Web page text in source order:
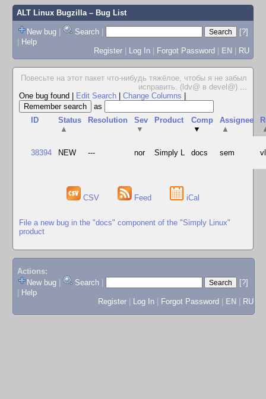
ALT Linux Bugzilla– Bug List
New bug | Search |
[?]
| Help
Register | Log In | Forgot Password | EN | RU
Повесьте на этот пакет что-нибудь тяжёлое, чтобы я не забыл
исправить. (ldv@ в devel@) ...
One bug found
Edit Search Change Columns
as
ID
Status
▲
Resolution
Sev
▼
Product
Comp
▼
Assignee
▲
38394 NEW --- nor Simply L docs sem
CSV Feed iCal
File a new bug in the "docs" component of the "Simply Linux"
product
Actions:
New bug
Search
[?]
Help
Register
Log In Forgot Password EN RU